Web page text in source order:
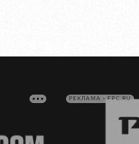
РЕКЛАМА • FPC.RU